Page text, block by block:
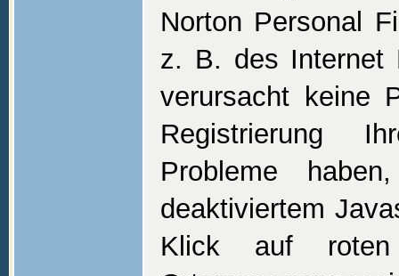
Norton Personal
z. B. des Internet
verursacht keine
Registrierung
Probleme
deaktiviertem
Klick auf